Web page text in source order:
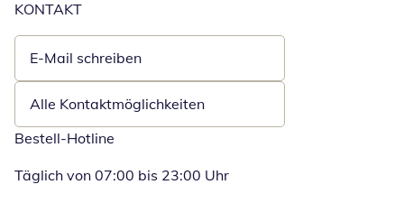
KONTAKT
E-Mail schreiben
Öffnet E-Mail-Client
Alle Kontaktmöglichkeiten
Bestell-Hotline
Täglich von 07:00 bis 23:00 Uhr